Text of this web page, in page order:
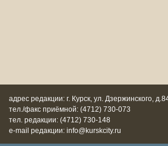
адрес редакции: г. Курск, ул. Дзержинского,
тел./факс приёмной: (4712) 730-073
тел. редакции: (4712) 730-148
e-mail редакции: info@kurskcity.ru